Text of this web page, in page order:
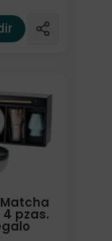
4 pzas.